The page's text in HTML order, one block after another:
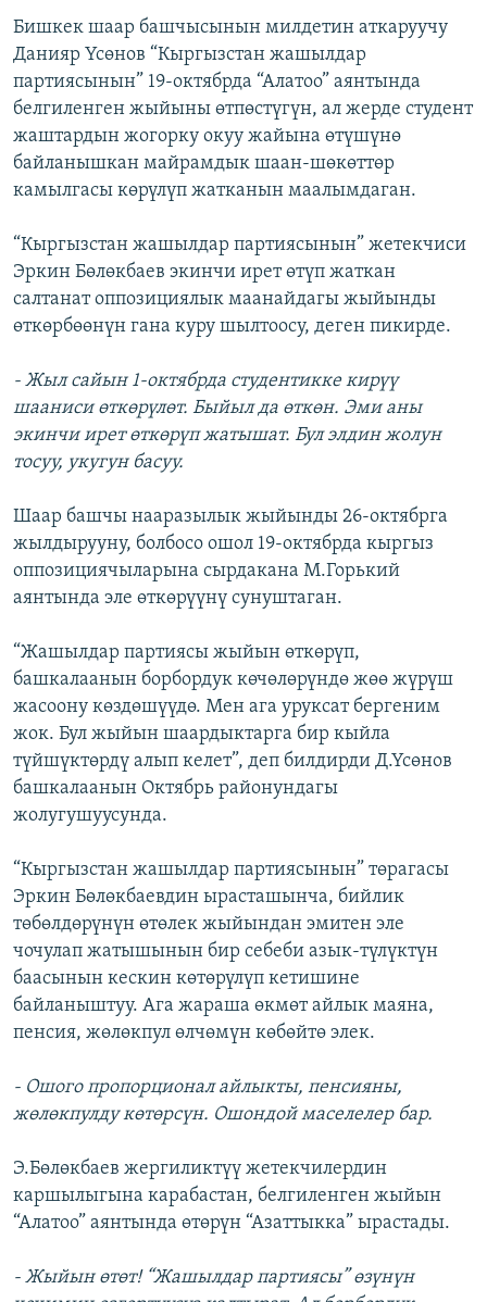
Бишкек шаар башчысынын милдетин аткаруучу
Данияр Үсөнов “Кыргызстан жашылдар
партиясынын” 19-октябрда “Алатоо” аянтында
белгиленген жыйыны өтпөстүгүн, ал жерде студент
жаштардын жогорку окуу жайына өтүшүнө
байланышкан майрамдык шаан-шөкөттөр
камылгасы көрүлүп жатканын маалымдаган.
“Кыргызстан жашылдар партиясынын” жетекчиси
Эркин Бөлөкбаев экинчи ирет өтүп жаткан
салтанат оппозициялык маанайдагы жыйынды
өткөрбөөнүн гана куру шылтоосу, деген пикирде.
- Жыл сайын 1-октябрда студентикке кирүү
шааниси өткөрүлөт. Быйыл да өткөн. Эми аны
экинчи ирет өткөрүп жатышат. Бул элдин жолун
тосуу, укугун басуу.
Шаар башчы нааразылык жыйынды 26-октябрга
жылдырууну, болбосо ошол 19-октябрда кыргыз
оппозициячыларына сырдакана М.Горький
аянтында эле өткөрүүнү сунуштаган.
“Жашылдар партиясы жыйын өткөрүп,
башкалаанын борбордук көчөлөрүндө жөө жүрүш
жасоону көздөшүүдө. Мен ага уруксат бергеним
жок. Бул жыйын шаардыктарга бир кыйла
түйшүктөрдү алып келет”, деп билдирди Д.Үсөнов
башкалаанын Октябрь районундагы
жолугушуусунда.
“Кыргызстан жашылдар партиясынын” төрагасы
Эркин Бөлөкбаевдин ырасташынча, бийлик
төбөлдөрүнүн өтөлек жыйындан эмитен эле
чочулап жатышынын бир себеби азык-түлүктүн
баасынын кескин көтөрүлүп кетишине
байланыштуу. Ага жараша өкмөт айлык маяна,
пенсия, жөлөкпул өлчөмүн көбөйтө элек.
- Ошого пропорционал айлыкты, пенсияны,
жөлөкпулду көтөрсүн. Ошондой маселелер бар.
Э.Бөлөкбаев жергиликтүү жетекчилердин
каршылыгына карабастан, белгиленген жыйын
“Алатоо” аянтында өтөрүн “Азаттыкка” ырастады.
- Жыйын өтөт! “Жашылдар партиясы” өзүнүн